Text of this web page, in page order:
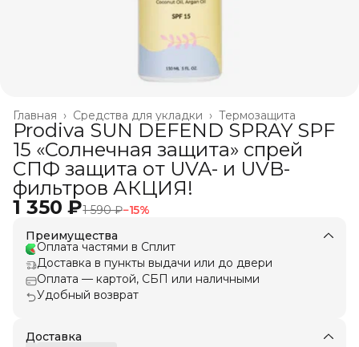
Термозащита
Средства для укладки ›
Главная ›
Prodiva SUN DEFEND SPRAY SPF
15 «Солнечная защита» спрей
СПФ защита от UVA- и UVB-
фильтров АКЦИЯ!
1 350 ₽1 590 ₽−15%
Преимущества
Оплата частями в Сплит
Доставка в пункты выдачи или до двери
Оплата — картой, СБП или наличными
Удобный возврат
Доставка